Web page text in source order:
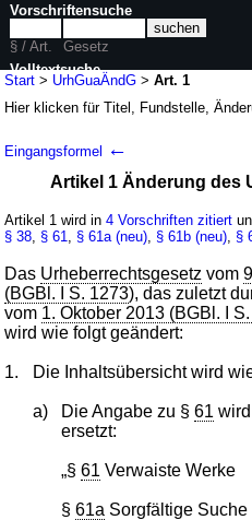
Start > UrhGuaÄndG >Art. 1
Hier klicken fürTitel, Fundstelle,
vergriffener Werke und
Änderung des
(UrhGuaÄndG
)
G. v. 01.10.2013 BGBl. I S. 3728(Nr.
2 Änderungen | Drucksachen /
wird in 3 Vorschriften zitiert
Eingangsformel ←
Artikel 1 Änderung des
Artikel 1 wird in4 Vorschriften zitiert
§ 38 § 61 § 61a (neu) § 61b (neu) §
Das Urheberrechtsgesetz vom
(BGBl. I S. 1273), das zuletzt
vom 1. Oktober 2013 (BGBl. I
wird wie folgt geändert:
1. Die Inhaltsübersicht wird
a) Die Angabe zu § 61
ersetzt:
„§ 61 Verwaiste Werke
§ 61a Sorgfältige
Vorschriftensuche
§ / Art.
Gesetz
Volltextsuche
nur in UrhGuaÄndG